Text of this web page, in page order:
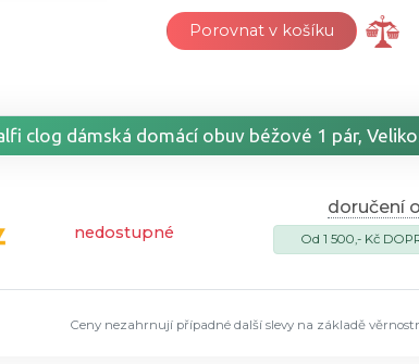
Porovnat v košíku
clog dámská domácí obuv béžové 1 pár,
nedostupné
doručení
Od 1 500,- Kč
Ceny nezahrnují případné další slevy na základě